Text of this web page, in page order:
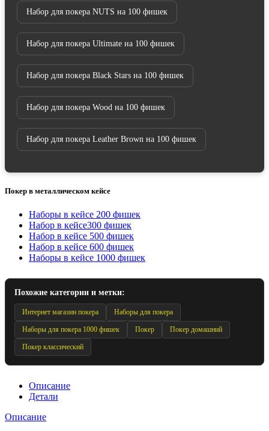
Набор для покера NUTS на 100 фишек
Набор для покера Ultimate на 100 фишек
Набор для покера Black Stars на 100 фишек
Набор для покера Wood на 100 фишек
Набор для покера Leather Brown на 100 фишек
Покер в металлическом кейсе
Наборы в кейсе 200 фишек
Набор в кейсе300 фишек
Набор в кейсе 500 фишек
Набор в кейсе 600 фишек
Наборы в кейсе 1000 фишек
Похожие категории и метки:
Интернет магазин покера Наборы для покера
Наборы для покера 1000 фишек Покер Покер домашний
Покер классический
Описание
Детали
Описание